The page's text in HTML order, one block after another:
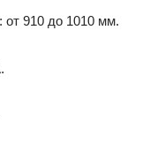
от 910 до 1010 мм.